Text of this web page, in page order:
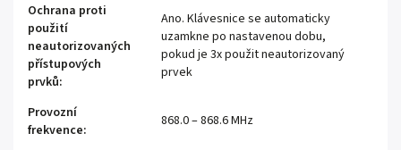
Ochrana proti
použití
neautorizovaných
přístupových
prvků:
Ano. Klávesnice se automaticky
uzamkne po nastavenou dobu,
pokud je 3x použit neautorizovaný
prvek
Provozní
frekvence:
868.0 – 868.6 MHz